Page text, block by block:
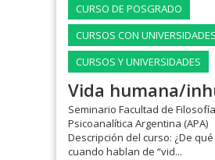
CURSO DE POSGRADO
CURSOS CON UNIVERSIDADES
CURSOS Y UNIVERSIDADES
Vida humana/
Seminario Facultad de
Psicoanalítica Argentina (APA)
Descripción del curso: ¿De qué vida hablan los filósofos
cuando hablan de “vid...